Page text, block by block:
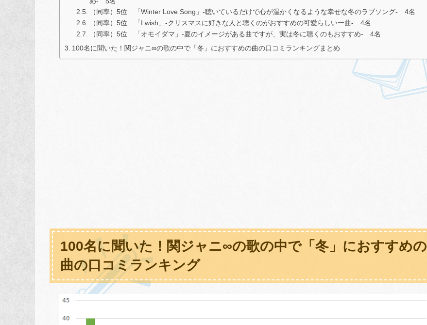
（同率）5位 「Winter Love Song」-聴いているだけで心が温かくなるような幸せな冬のラブソング- 4名
（同率）5位 「I wish」-クリスマスに好きな人と聴くのがおすすめの可愛らしい一曲- 4名
（同率）5位 「オモイダマ」-夏のイメージがある曲ですが、実は冬に聴くのもおすすめ- 4名
100名に聞いた！関ジャニ∞の歌の中で「冬」におすすめの曲の口コミランキングまとめ
100名に聞いた！関ジャニ∞の歌の中で「冬」におすすめの
曲の口コミランキング